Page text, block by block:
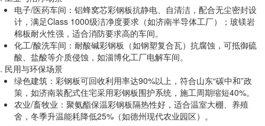
电子/医药车间 ：铝蜂窝芯彩钢板抗静电、自清洁，配合无尘密封设
计，满足Class 1000级洁净度要求（如济南半导体工厂）；玻镁岩
棉板耐火性强，适合消防要求高的车间。
化工/酸洗车间 ：耐酸碱彩钢板（如钢塑复合瓦）抗腐蚀，可抵御硫
酸、盐酸等介质侵蚀，如淄博化工厂电解车间。
民用与环保场景
绿色建筑 ：彩钢板可回收利用率达90%以上，符合山东“碳中和”政
策，如济南装配式住宅采用彩钢板围护系统，施工周期缩短40%。
农业/畜牧业 ：聚氨酯保温彩钢板隔热性好，适合温室大棚、养殖
舍，冬季升温能耗降低25%（如德州现代农业园区）。